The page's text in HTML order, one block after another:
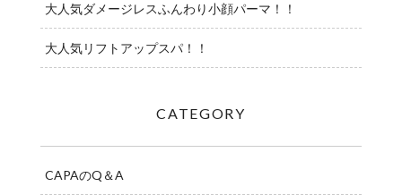
大人気ダメージレスふんわり小顔パーマ！！
大人気リフトアップスパ！！
CATEGORY
CAPAのQ＆A